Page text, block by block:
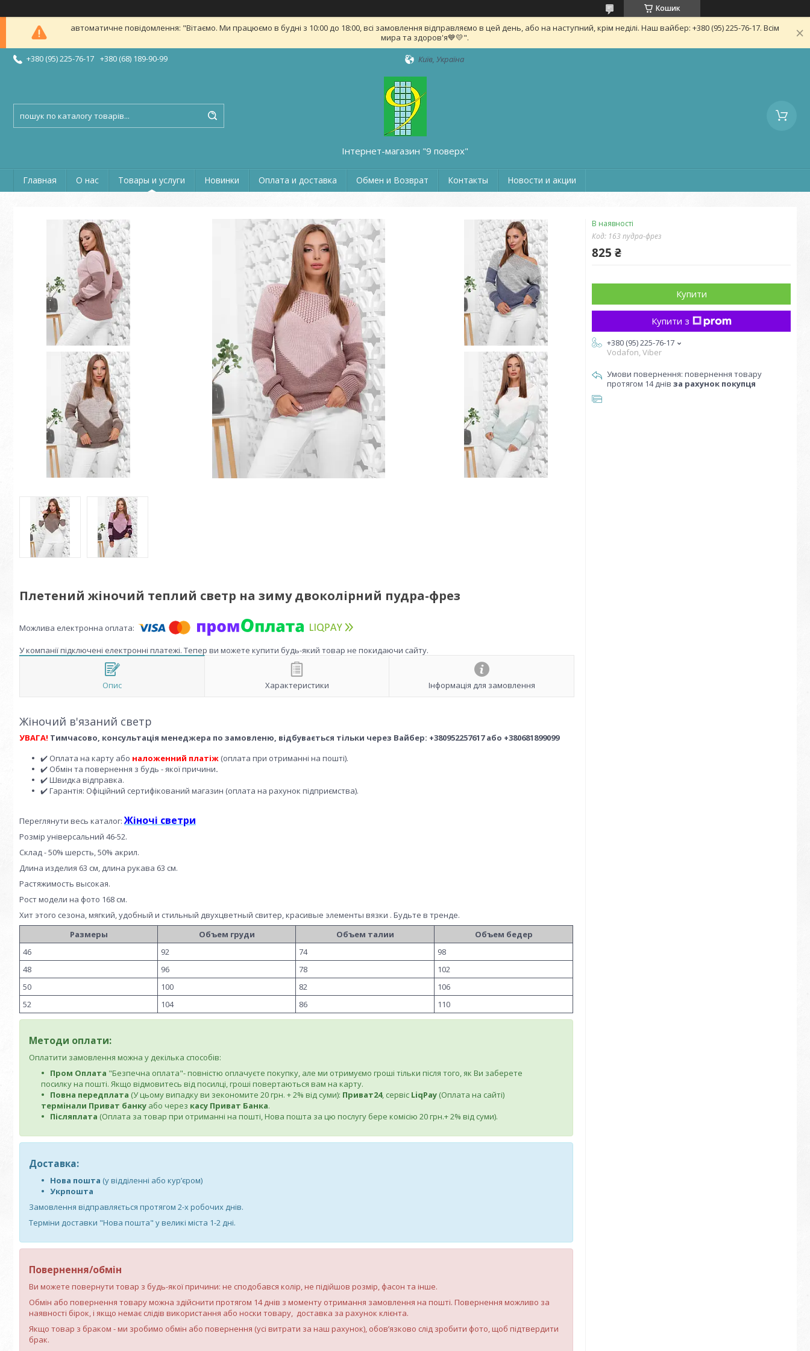
Кошик
автоматичне повідомлення: "Вітаємо. Ми працюємо в будні з 10:00 до 18:00, всі замовлення відправляємо в цей день, або на наступний, крім неділі. Наш вайбер: +380 (95) 225-76-17. Всім
мира та здоров'я💙💛".
+380 (95) 225-76-17 +380 (68) 189-90-99 Київ, Україна
Інтернет-магазин "9 поверх"
Главная О нас Товары и услуги Новинки Оплата и доставка Обмен и Возврат Контакты Новости и акции
Плетений жіночий теплий светр на зиму двоколірний пудра-фрез
У компанії підключені електронні платежі. Тепер ви можете купити будь-який товар не покидаючи сайту.
Опис Характеристики Інформація для замовлення
Жіночий в'язаний светр
УВАГА! Тимчасово, консультація менеджера по замовленю, відбувається тільки через Вайбер: +380952257617 або +380681899099
✔️ Оплата на карту або наложенний платіж (оплата при отриманні на пошті).
✔️ Обмін та повернення з будь - якої причини.
✔️ Швидка відправка.
✔️ Гарантія: Офіційний сертифікований магазин (оплата на рахунок підприємства).
Переглянути весь каталог:Жіночі светри
Розмір універсальний 46-52.
Склад - 50% шерсть, 50% акрил.
Длина изделия 63 см, длина рукава 63 см.
Растяжимость высокая.
Рост модели на фото 168 см.
Хит этого сезона, мягкий, удобный и стильный двухцветный свитер, красивые элементы вязки . Будьте в тренде.
Размеры
Объем груди Объем талии
Объем бедер
46
92 74
98
48
96 78
102
50
100 82
106
52
104 86 110
Методи оплати:
Оплатити замовлення можна у декілька способів:
Пром Оплата "Безпечна оплата"- повністю оплачуєте покупку, але ми отримуємо гроші тільки після того, як Ви заберете
посилку на пошті. Якщо відмовитесь від посилці, гроші повертаються вам на карту.
Повна передплата (У цьому випадку ви зекономите 20 грн. + 2% від суми): Приват24, сервіс LiqPay (Оплата на сайті)
термінали Приват банку або через касу Приват Банка.
Післяплата (Оплата за товар при отриманні на пошті, Нова пошта за цю послугу бере комісію 20 грн.+ 2% від суми).
Доставка:
Нова пошта (у відділенні або кур’єром)
Укрпошта
Замовлення відправляється протягом 2-х робочих днів.
Терміни доставки "Нова пошта" у великі міста 1-2 дні.
Повернення/обмін
Ви можете повернути товар з будь-якої причини: не сподобався колір, не підійшов розмір, фасон та інше.
Обмін або повернення товару можна здійснити протягом 14 днів з моменту отримання замовлення на пошті. Повернення можливо за
наявності бірок, і якщо немає слідів використання або носки товару, доставка за рахунок клієнта.
Якщо товар з браком - ми зробимо обмін або повернення (усі витрати за наш рахунок), обов’язково слід зробити фото, щоб підтвердити
брак.
В наявності
Код: 163 пудра-фрез
825 ₴
Купити
Купити з
+380 (95) 225-76-17
Vodafon, Viber
повернення товару
протягом 14 днів за рахунок покупця